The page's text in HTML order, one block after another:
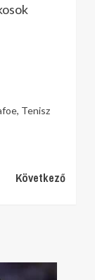
, Tenisz
Következő